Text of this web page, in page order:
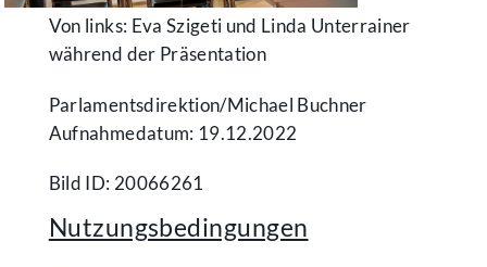
Von links: Eva Szigeti und Linda Unterrainer
während der Präsentation
Parlamentsdirektion/​Michael Buchner
Aufnahmedatum: 19.12.2022
Bild ID: 20066261
Nutzungsbedingungen